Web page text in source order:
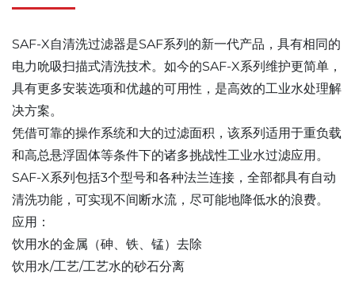
SAF-X自清洗过滤器是SAF系列的新一代产品，具有相同的
电力吮吸扫描式清洗技术。如今的SAF-X系列维护更简单，
具有更多安装选项和优越的可用性，是高效的工业水处理解
决方案。
凭借可靠的操作系统和大的过滤面积，该系列适用于重负载
和高总悬浮固体等条件下的诸多挑战性工业水过滤应用。
SAF-X系列包括3个型号和各种法兰连接，全部都具有自动
清洗功能，可实现不间断水流，尽可能地降低水的浪费。
应用：
饮用水的金属（砷、铁、锰）去除
饮用水/工艺/工艺水的砂石分离